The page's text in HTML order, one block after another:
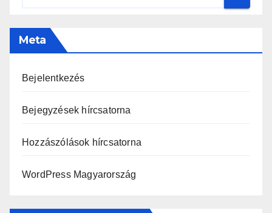
Meta
Bejelentkezés
Bejegyzések hírcsatorna
Hozzászólások hírcsatorna
WordPress Magyarország